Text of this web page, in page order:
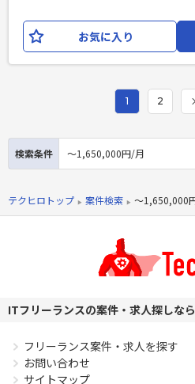
テクヒロトップ 案件検索 〜1,650,000
おける「物販」「コンテンツ配
「アンケート配信」といったプロ
団体活動を一元的に支えるプラッ
盤プラットフォームとして設計・
言語/FW：Ruby on
Actions,Terraform 【チーム体制
・Web開発経験3年以上 ・Ruby
・詳細設計経験フェーズ以降のご
ドを読み解き、改修・改善が行え
Laravelを用いた開発経験1年
お気に入り
1 2
検索条件 〜1,650,000円/月
ITフリーランスの案件・求人探しな
フリーランス案件・求人を探す
お問い合わせ
サイトマップ